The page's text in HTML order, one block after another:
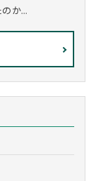
か...